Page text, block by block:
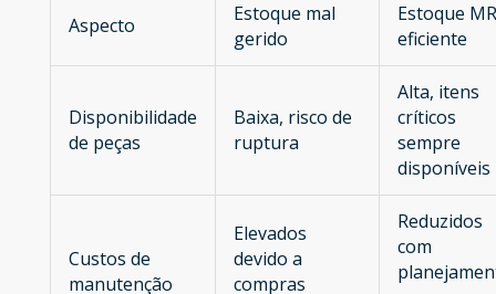
Aspecto
Estoque mal
gerido
Estoque
eficiente
Disponibilidade
de peças
Baixa, risco de
ruptura
Alta, itens
críticos
sempre
disponíveis
Custos de
manutenção
Elevados
devido a
compras
Reduzidos
com